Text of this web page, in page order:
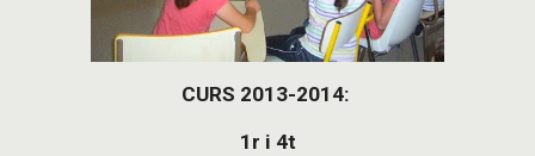
CURS 2013-2014:
1r i 4t